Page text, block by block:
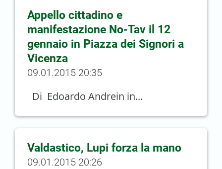
Appello cittadino e
manifestazione No-Tav il 12
gennaio in Piazza dei Signori a
Vicenza
09.01.2015 20:35
Di Edoardo Andrein in...
Valdastico, Lupi forza la mano
09.01.2015 20:26